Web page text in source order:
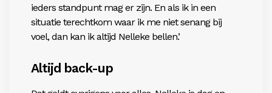
ieders standpunt mag er zijn. En als ik in een
situatie terechtkom waar ik me nietsenang bij
voel, dan kan ik altijd Nelleke bellen.’
Altijd back-up